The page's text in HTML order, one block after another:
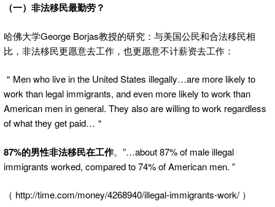
（一）非法移民最勤劳？
哈佛大学George Borjas教授的研究：与美国公民和合法移民相
比，非法移民更愿意去工作，也更愿意不计薪资去工作：
＂Men who live in the United States illegally…are more likely to
work than legal immigrants, and even more likely to work than
American men in general. They also are willing to work regardless
of what they get paid…＂
87%的男性非法移民在工作。”…about 87% of male illegal
immigrants worked, compared to 74% of American men. ”
（ http://time.com/money/4268940/illegal-immigrants-work/ ）